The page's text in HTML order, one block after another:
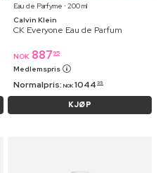
Eau de Parfyme ⋅ 200 ml
Calvin Klein
CK Everyone Eau de Parfum
NOK 887 95
Medlemspris
Normalpris: NOK 1044 95
KJØP